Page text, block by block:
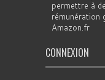
permettre à
rémunération
Amazon.fr
CONNEXION